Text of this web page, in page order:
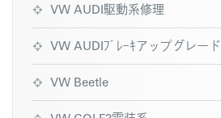
VW AUDI駆動系修理
VW AUDIﾌﾞﾚｰｷアップグレード
VW Beetle